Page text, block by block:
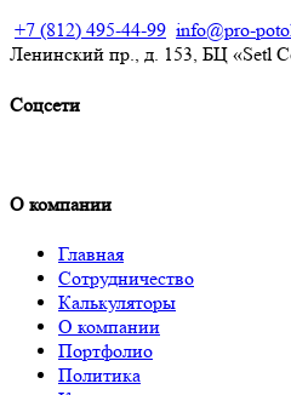
+7 (812) 495-44-99 info@pro-
Ленинский пр., д. 153, БЦ «Setl
Соцсети
О компании
Главная
Сотрудничество
Калькуляторы
О компании
Портфолио
Политика